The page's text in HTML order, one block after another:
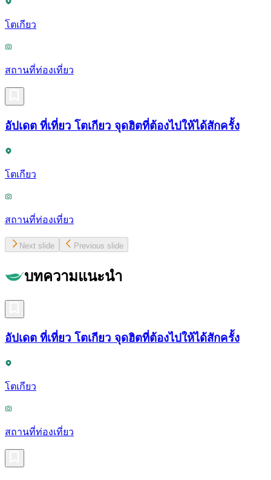
โตเกียว
สถานที่ท่องเที่ยว
อัปเดต ที่เที่ยว โตเกียว จุดฮิตที่ต้องไปให้ได้สักครั้ง
โตเกียว
สถานที่ท่องเที่ยว
Next slide Previous slide
บทความแนะนำ
อัปเดต ที่เที่ยว โตเกียว จุดฮิตที่ต้องไปให้ได้สักครั้ง
โตเกียว
สถานที่ท่องเที่ยว